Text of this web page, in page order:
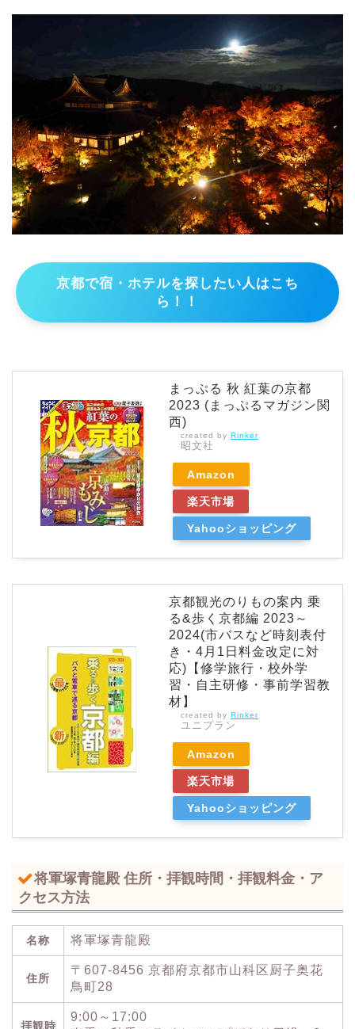
京都で宿・ホテルを探したい人はこち
ら！！
まっぷる 秋 紅葉の京都
2023 (まっぷるマガジン関
西)
created by Rinker
昭文社
Amazon
楽天市場
Yahooショッピング
京都観光のりもの案内 乗
る&歩く京都編 2023～
2024(市バスなど時刻表付
き・4月1日料金改定に対
応)【修学旅行・校外学
習・自主研修・事前学習教
材】
created by Rinker
ユニプラン
Amazon
楽天市場
Yahooショッピング
将軍塚青龍殿住所・拝観時間・拝観料金・ア
クセス方法
名称 将軍塚青龍殿
住所
〒607-8456 京都府京都市山科区厨子奥花
鳥町28
拝観時
9:00～17:00